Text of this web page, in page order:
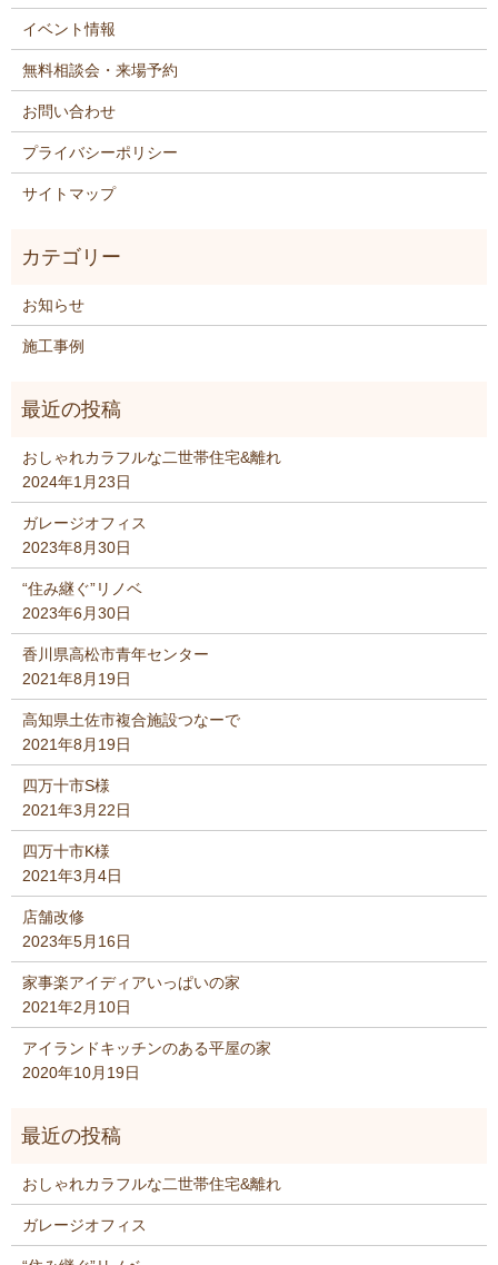
イベント情報
無料相談会・来場予約
お問い合わせ
プライバシーポリシー
サイトマップ
お知らせ
施工事例
おしゃれカラフルな二世帯住宅&離れ
2024年1月23日
ガレージオフィス
2023年8月30日
“住み継ぐ”リノベ
2023年6月30日
香川県高松市青年センター
2021年8月19日
高知県土佐市複合施設つなーで
2021年8月19日
四万十市S様
2021年3月22日
四万十市K様
2021年3月4日
店舗改修
2023年5月16日
家事楽アイディアいっぱいの家
2021年2月10日
アイランドキッチンのある平屋の家
2020年10月19日
おしゃれカラフルな二世帯住宅&離れ
ガレージオフィス